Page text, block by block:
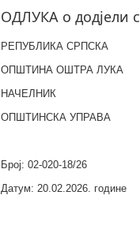
ОДЛУКА о додјели
РЕПУБЛИКА СРПСКА
ОПШТИНА ОШТРА ЛУКА
НАЧЕЛНИК
OПШТИНСКА УПРАВА
Број: 02-020-18/26
Датум: 20.02.2026. године